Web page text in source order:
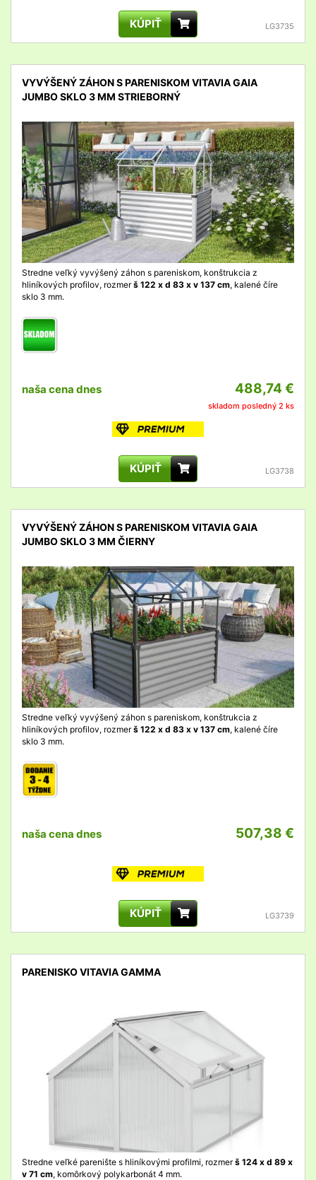
KÚPIŤ LG3735
VYVÝŠENÝ ZÁHON S PARENISKOM VITAVIA GAIA
JUMBO SKLO 3 MM STRIEBORNÝ
detail
Stredne veľký vyvýšený záhon s pareniskom, konštrukcia z
hliníkových profilov, rozmerš 122 x d 83 x v 137 cm, kalené číre
sklo 3 mm.
naša cena dnes 488,74 €
skladom posledný 2 ks
KÚPIŤ LG3738
VYVÝŠENÝ ZÁHON S PARENISKOM VITAVIA GAIA
JUMBO SKLO 3 MM ČIERNY
detail
Stredne veľký vyvýšený záhon s pareniskom, konštrukcia z
hliníkových profilov, rozmerš 122 x d 83 x v 137 cm, kalené číre
sklo 3 mm.
naša cena dnes 507,38 €
KÚPIŤ LG3739
PARENISKO VITAVIA GAMMA
Stredne veľké parenište s hliníkovými profilmi, rozmerš 124 x d 89 x
v 71 cm, komôrkový polykarbonát 4 mm.